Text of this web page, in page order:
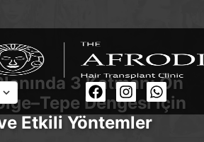
3 Katman: Ön
Dengesi için
Etkili Yöntemler